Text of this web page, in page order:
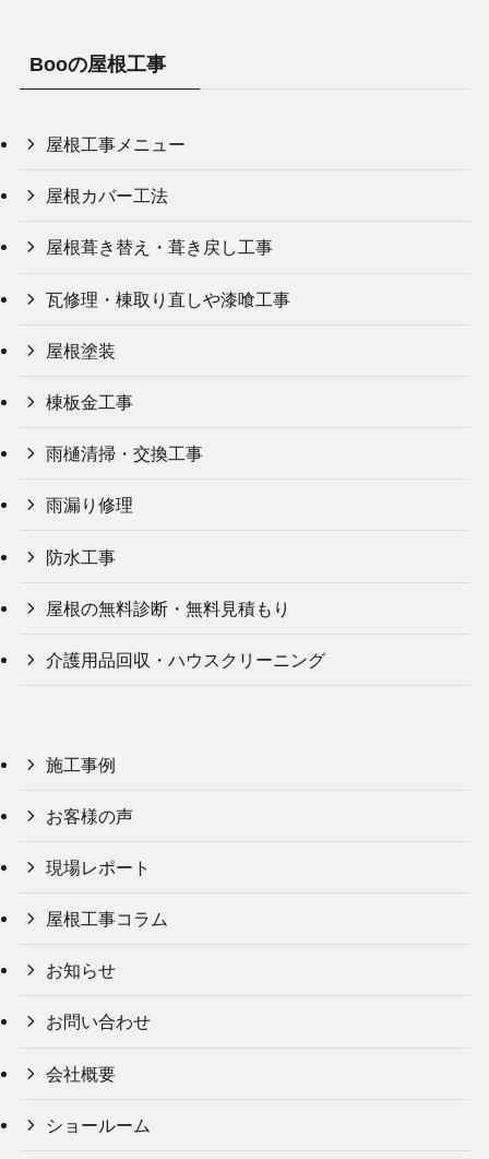
Booの屋根工事
屋根工事メニュー
屋根カバー工法
屋根葺き替え・葺き戻し工事
瓦修理・棟取り直しや漆喰工事
屋根塗装
棟板金工事
雨樋清掃・交換工事
雨漏り修理
防水工事
屋根の無料診断・無料見積もり
介護用品回収・ハウスクリーニング
施工事例
お客様の声
現場レポート
屋根工事コラム
お知らせ
お問い合わせ
会社概要
ショールーム